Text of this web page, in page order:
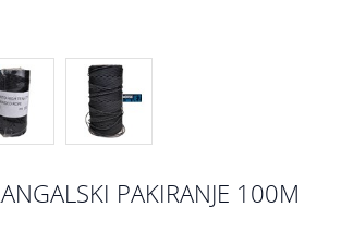
PAKIRANJE 100M